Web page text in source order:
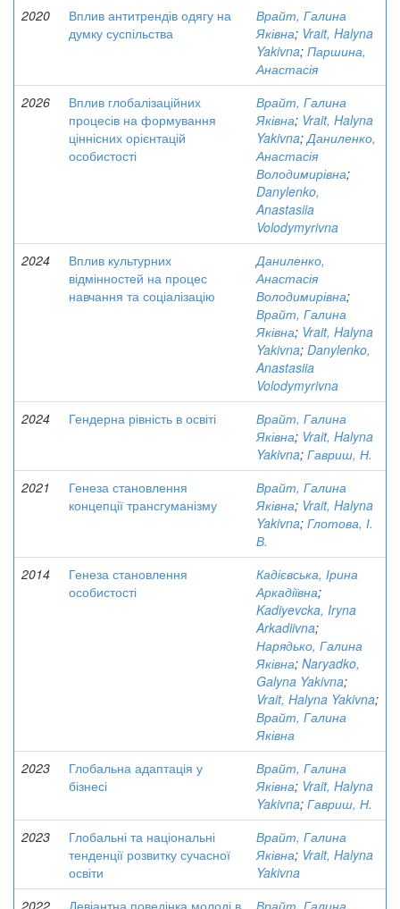
2020
Вплив антитрендів одягу на
думку суспільства
Врайт, Галина
Яківна; Vrait, Halyna
Yakivna; Паршина,
Анастасія
2026
Вплив глобалізаційних
процесів на формування
ціннісних орієнтацій
особистості
Врайт, Галина
Яківна; Vrait, Halyna
Yakivna;Даниленко,
Анастасія
Володимирівна;
Danylenko,
Anastasiia
Volodymyrivna
2024
Вплив культурних
відмінностей на процес
навчання та соціалізацію
Даниленко,
Анастасія
Володимирівна;
Врайт, Галина
Яківна; Vrait, Halyna
Yakivna; Danylenko,
Anastasiia
Volodymyrivna
2024
Гендерна рівність в освіті
Врайт, Галина
Яківна; Vrait, Halyna
Yakivna; Гавриш, Н.
2021
Генеза становлення
концепції трансгуманізму
Врайт, Галина
Яківна; Vrait, Halyna
Yakivna; Глотова, І.
В.
2014
Генеза становлення
особистості
Кадієвська, Ірина
Аркадіївна;
Kadiyevcka, Iryna
Arkadiivna;
Нарядько, Галина
Яківна; Naryadko,
Galyna Yakivna;
Vrait, Halyna Yakivna;
Врайт, Галина
Яківна
2023
Глобальна адаптація у
бізнесі
Врайт, Галина
Яківна; Vrait, Halyna
Yakivna; Гавриш, Н.
2023
Глобальні та національні
тенденції розвитку сучасної
освіти
Врайт, Галина
Яківна; Vrait, Halyna
Yakivna
2022
Девіантна поведінка молоді в
Врайт, Галина